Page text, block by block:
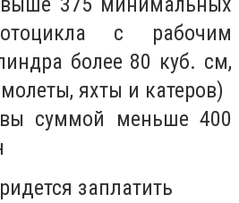
с рабочим
более 80 куб. см,
яхты и катеров)
суммой меньше 400
заплатить